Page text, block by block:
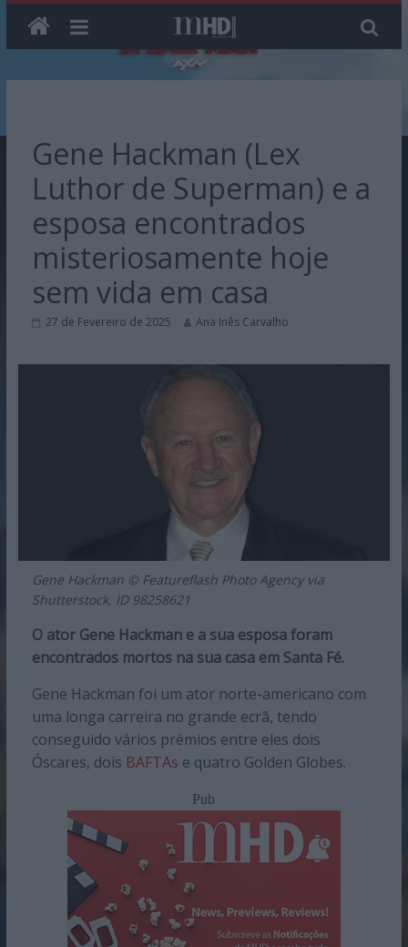
contentGene Hackman (Lex
Luthor de Superman) e a
esposa encontrados
misteriosamente hoje
sem vida em casa
27 de Fevereiro de 2025 Ana Inês Carvalho
Gene Hackman © Featureflash Photo Agency via
Shutterstock, ID 98258621
O ator Gene Hackman e a sua esposa foram
encontrados mortos na sua casa em Santa Fé.
Gene Hackman foi um ator norte-americano com
uma longa carreira no grande ecrã, tendo
conseguido vários prémios entre eles dois
Óscares, dois BAFTAs e quatro Golden Globes.
Pub